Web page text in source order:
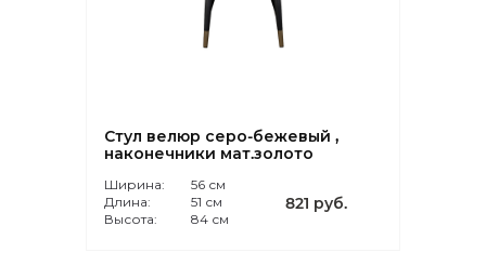
Стул велюр серо-бежевый ,
наконечники мат.золото
Ширина:
56 см
Длина:
51 см
Высота:
84 см
821 руб.